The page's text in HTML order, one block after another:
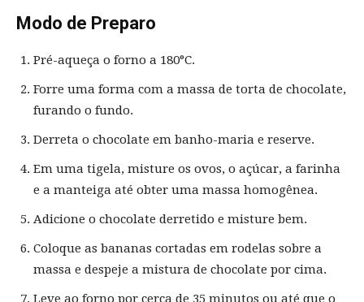
Modo de Preparo
Pré-aqueça o forno a 180°C.
Forre uma forma com a massa de torta de chocolate,
furando o fundo.
Derreta o chocolate em banho-maria e reserve.
Em uma tigela, misture os ovos, o açúcar, a farinha
e a manteiga até obter uma massa homogênea.
Adicione o chocolate derretido e misture bem.
Coloque as bananas cortadas em rodelas sobre a
massa e despeje a mistura de chocolate por cima.
Leve ao forno por cerca de 35 minutos ou até que o